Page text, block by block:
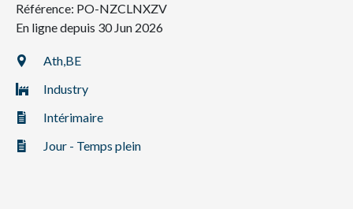
NL FR EN
Référence: PO-NZCLNXZV
En ligne depuis 30 Jun 2026
Ath,BE
Industry
Intérimaire
Jour - Temps plein